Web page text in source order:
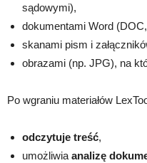
sądowymi),
dokumentami Word
skanami pism i
obrazami (np. JPG), na
Po wgraniu materiałów
odczytuje treść,
umożliwia analizę